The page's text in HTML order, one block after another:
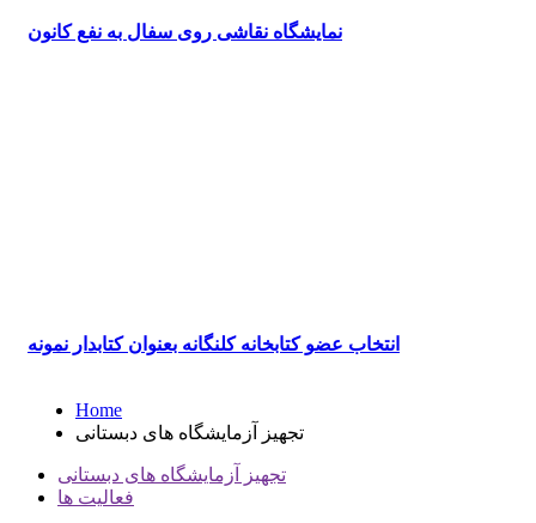
نمایشگاه نقاشی روی سفال به نفع کانون
انتخاب عضو کتابخانه کلنگانه بعنوان کتابدار نمونه
Home
تجهیز آزمایشگاه های دبستانی
تجهیز آزمایشگاه های دبستانی
فعالیت ها